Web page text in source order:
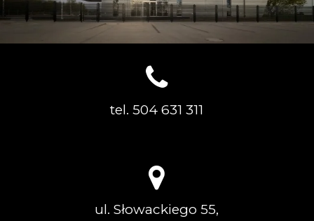
tel. 504 631 311
ul. Słowackiego 55,